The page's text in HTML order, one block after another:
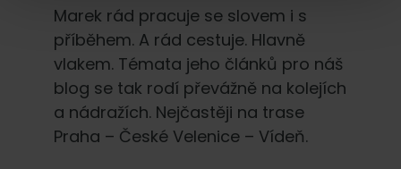
Marek rád pracuje se slovem i s
příběhem. A rád cestuje. Hlavně
vlakem. Témata jeho článků pro náš
blog se tak rodí převážně na kolejích
a nádražích. Nejčastěji na trase
Praha – České Velenice – Vídeň.